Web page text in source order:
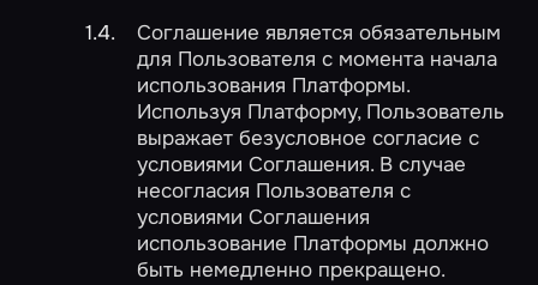
Соглашение является обязательным
для Пользователя с момента начала
использования Платформы.
Используя Платформу, Пользователь
выражает безусловное согласие с
условиями Соглашения. В случае
несогласия Пользователя с
условиями Соглашения
использование Платформы должно
быть немедленно прекращено.